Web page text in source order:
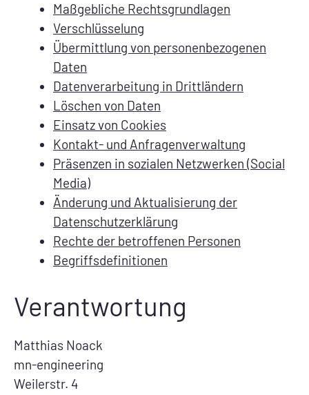
Maßgebliche Rechtsgrundlagen
Verschlüsselung
Übermittlung von personenbezogenen
Daten
Datenverarbeitung in Drittländern
Löschen von Daten
Einsatz von Cookies
Kontakt- und Anfragenverwaltung
Präsenzen in sozialen Netzwerken (Social
Media)
Änderung und Aktualisierung der
Datenschutzerklärung
Rechte der betroffenen Personen
Begriffsdefinitionen
Verantwortung
Matthias Noack
mn-engineering
Weilerstr. 4